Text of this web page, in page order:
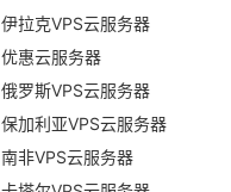
伊拉克VPS云服务器
优惠云服务器
俄罗斯VPS云服务器
保加利亚VPS云服务器
南非VPS云服务器